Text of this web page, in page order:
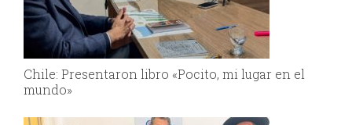
Chile: Presentaron libro «Pocito, mi lugar en el
mundo»